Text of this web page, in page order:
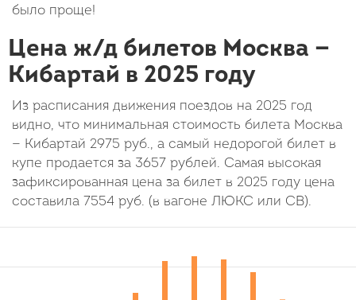
было проще!
Цена ж/д билетов Москва —
Кибартай в 2025 году
Из расписания движения поездов на 2025 год
видно, что минимальная стоимость билета Москва
— Кибартай 2975 руб., а самый недорогой билет в
купе продается за 3657 рублей. Самая высокая
зафиксированная цена за билет в 2025 году цена
составила 7554 руб. (в вагоне ЛЮКС или СВ).